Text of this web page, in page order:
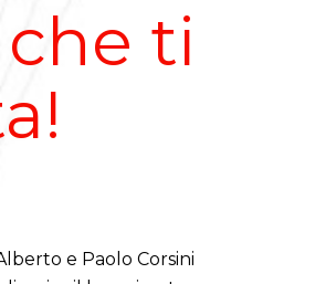
ti
e Paolo Corsini